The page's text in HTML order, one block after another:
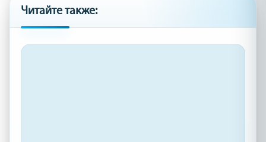
Читайте также: